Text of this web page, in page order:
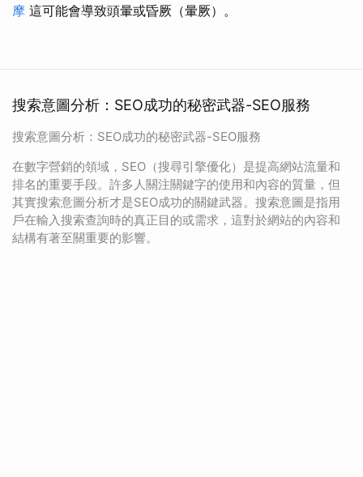
摩 這可能會導致頭暈或昏厥（暈厥）。
搜索意圖分析：SEO成功的秘密武器-SEO服務
搜索意圖分析：SEO成功的秘密武器-SEO服務
在數字營銷的領域，SEO（搜尋引擎優化）是提高網站流量和
排名的重要手段。許多人關注關鍵字的使用和內容的質量，但
其實搜索意圖分析才是SEO成功的關鍵武器。搜索意圖是指用
戶在輸入搜索查詢時的真正目的或需求，這對於網站的內容和
結構有著至關重要的影響。